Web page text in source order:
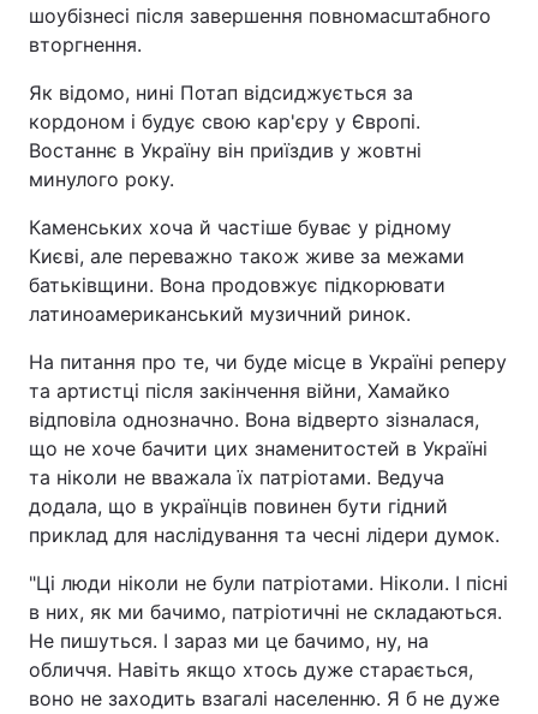
шоубізнесі після завершення повномасштабного
вторгнення.
Як відомо, нині Потап відсиджується за
кордоном і будує свою кар'єру у Європі.
Востаннє в Україну він приїздив у жовтні
минулого року.
Каменських хоча й частіше буває у рідному
Києві, але переважно також живе за межами
батьківщини. Вона продовжує підкорювати
латиноамериканський музичний ринок.
На питання про те, чи буде місце в Україні реперу
та артистці після закінчення війни, Хамайко
відповіла однозначно. Вона відверто зізналася,
що не хоче бачити цих знаменитостей в Україні
та ніколи не вважала їх патріотами. Ведуча
додала, що в українців повинен бути гідний
приклад для наслідування та чесні лідери думок.
"Ці люди ніколи не були патріотами. Ніколи. І пісні
в них, як ми бачимо, патріотичні не складаються.
Не пишуться. І зараз ми це бачимо, ну, на
обличчя. Навіть якщо хтось дуже старається,
воно не заходить взагалі населенню. Я б не дуже